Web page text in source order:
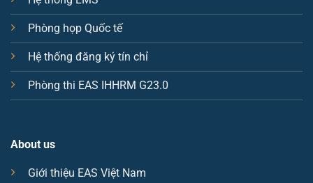
Phòng họp Quốc tế
Hệ thống đăng ký tín chỉ
Phòng thi EAS IHHRM G23.0
About us
Giới thiệu EAS Việt Nam